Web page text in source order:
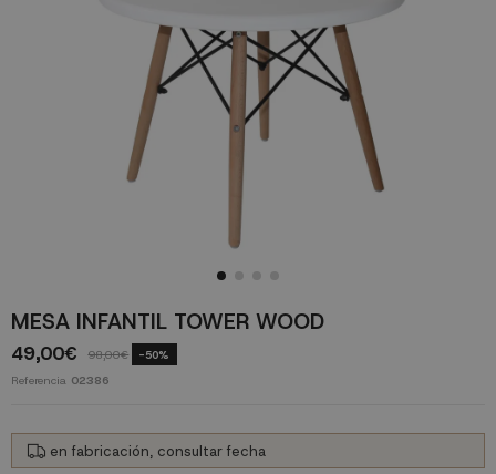
MESA INFANTIL TOWER WOOD
49,00€ 98,00€ -50%
Referencia 02386
en fabricación, consultar fecha